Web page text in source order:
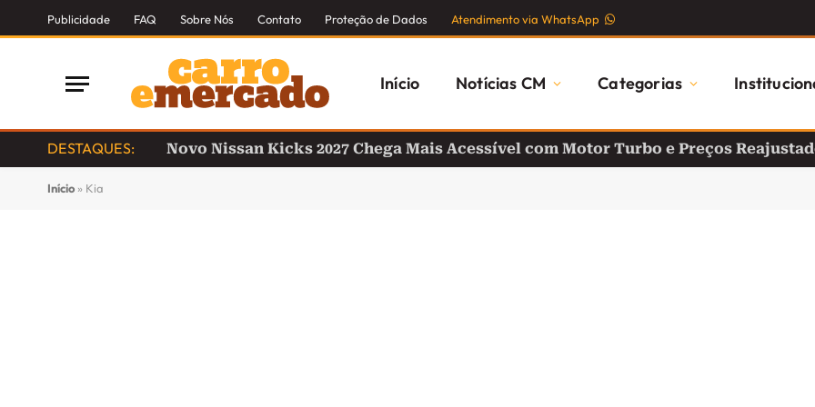
Publicidade FAQ Sobre Nós Contato Proteção de Dados Atendimento via WhatsApp
Início Notícias CM Categorias
DESTAQUES: Novo Nissan Kicks 2027 Chega Mais Acessível com Motor Turbo e Preços
Início » Kia